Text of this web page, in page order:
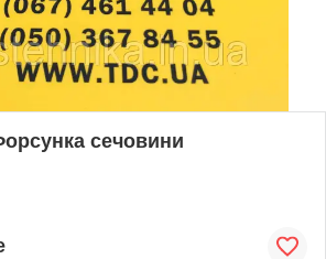
сечовини